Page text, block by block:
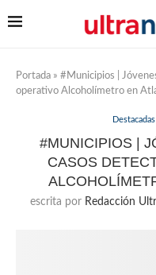
Portada » #Municipios |
operativo Alcoholímetro en
Destacadas
#MUNICIPIOS |
CASOS
escrita por Redacción